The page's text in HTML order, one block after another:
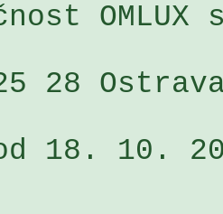
28
18. 10.